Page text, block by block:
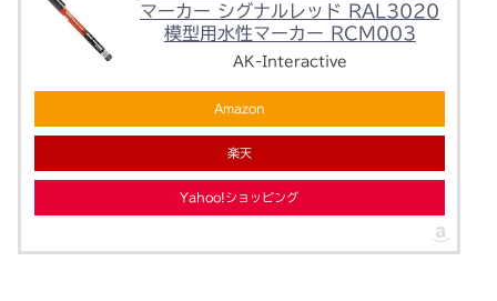
マーカー シグナルレッド RAL3020
模型用水性マーカー RCM003
AK-Interactive
Amazon
楽天
Yahoo!ショッピング